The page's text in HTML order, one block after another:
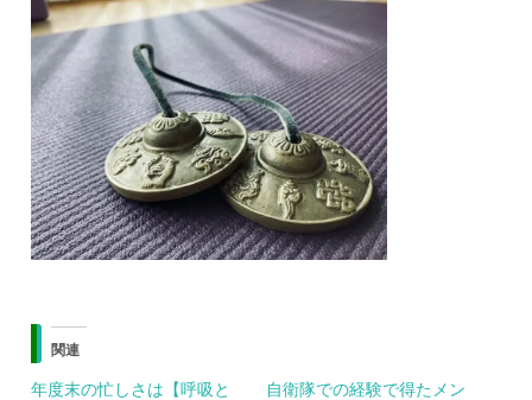
関連
年度末の忙しさは【呼吸と
自衛隊での経験で得たメン